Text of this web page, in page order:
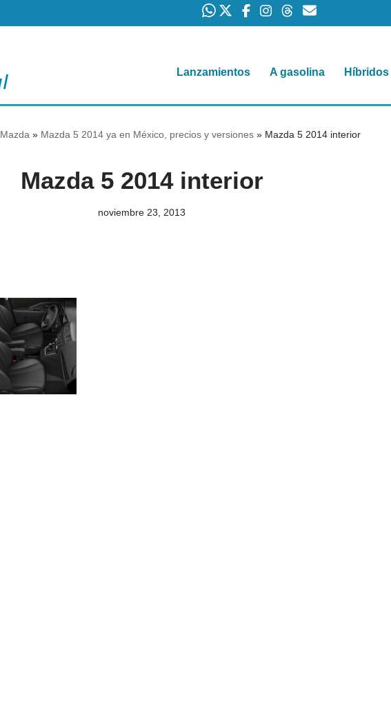
Lanzamientos A gasolina Híbridos
Mazda » Mazda 5 2014 ya en México, precios y versiones » Mazda 5 2014 interior
Mazda 5 2014 interior
noviembre 23, 2013